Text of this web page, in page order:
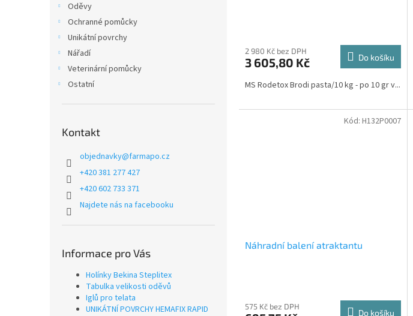
Oděvy
Ochranné pomůcky
Unikátní povrchy
Nářadí
Veterinární pomůcky
Ostatní
Kontakt
objednavky@farmapo.cz
+420 381 277 427
+420 602 733 371
Najdete nás na facebooku
Informace pro Vás
Holínky Bekina Steplitex
Tabulka velikosti oděvů
Iglů pro telata
UNIKÁTNÍ POVRCHY HEMAFIX RAPID
2 980 Kč bez DPH
3 605,80 Kč Do košíku
MS Rodetox Brodi pasta/10 kg - po 10 gr v...
Náhradní balení atraktantu
575 Kč bez DPH
Do košíku
Kód: H132P0007